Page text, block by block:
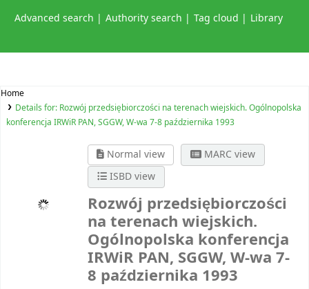
Advanced search Authority search Tag cloud Library
Home
Details for: Rozwój przedsiębiorczości na terenach wiejskich. Ogólnopolska
konferencja IRWiR PAN, SGGW, W-wa 7-8 października 1993
Normal view
MARC view
ISBD view
Rozwój przedsiębiorczości
na terenach wiejskich.
Ogólnopolska konferencja
IRWiR PAN, SGGW, W-wa 7-
8 października 1993